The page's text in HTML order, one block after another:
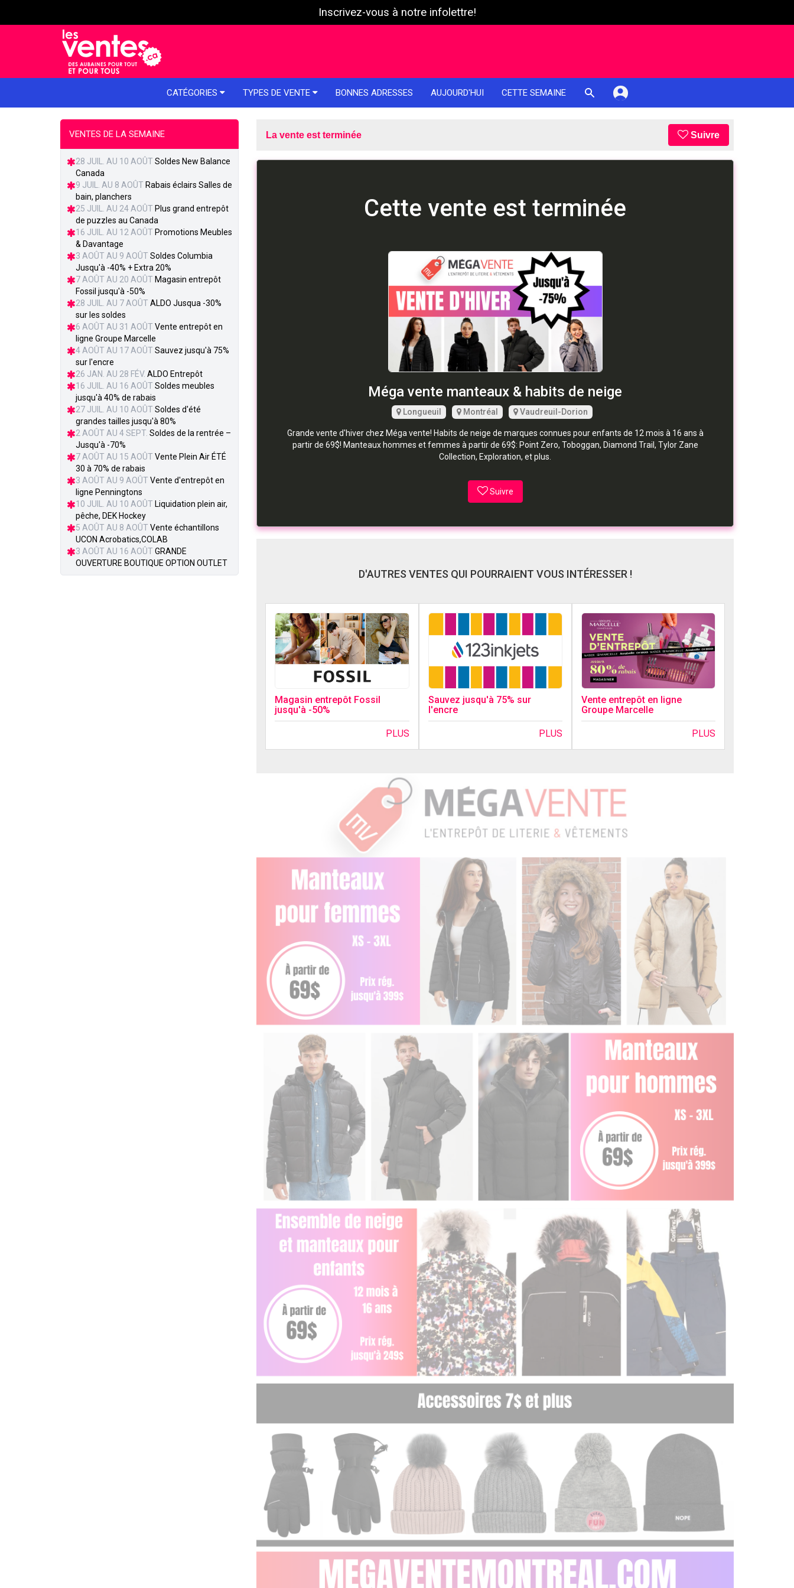
Inscrivez-vous à notre infolettre!
CATÉGORIES TYPES DE VENTE BONNES ADRESSES AUJOURD'HUI CETTE SEMAINE
La vente est terminée Suivre
Cette vente est terminée
Méga vente manteaux & habits de neige
Longueuil Montréal Vaudreuil-Dorion
Grande vente d'hiver chez Méga vente! Habits de neige de marques connues pour enfants de 12 mois à 16 ans à
partir de 69$! Manteaux hommes et femmes à partir de 69$: Point Zero, Toboggan, Diamond Trail, Tylor Zane
Collection, Exploration, et plus.
Suivre
D'AUTRES VENTES QUI POURRAIENT VOUS INTÉRESSER !
Magasin entrepôt Fossil
jusqu'à -50%
PLUS
Sauvez jusqu'à 75% sur
l'encre
PLUS
Vente entrepôt en ligne
Groupe Marcelle
PLUS
VENTES DE LA SEMAINE
28 JUIL. AU 10 AOÛT Soldes New Balance
Canada
9 JUIL. AU 8 AOÛT Rabais éclairs Salles de
bain, planchers
25 JUIL. AU 24 AOÛT Plus grand entrepôt
de puzzles au Canada
16 JUIL. AU 12 AOÛT Promotions Meubles
& Davantage
3 AOÛT AU 9 AOÛT Soldes Columbia
Jusqu'à -40% + Extra 20%
7 AOÛT AU 20 AOÛT Magasin entrepôt
Fossil jusqu'à -50%
28 JUIL. AU 7 AOÛT ALDO Jusqua -30%
sur les soldes
6 AOÛT AU 31 AOÛT Vente entrepôt en
ligne Groupe Marcelle
4 AOÛT AU 17 AOÛT Sauvez jusqu'à 75%
sur l'encre
26 JAN. AU 28 FÉV. ALDO Entrepôt
16 JUIL. AU 16 AOÛT Soldes meubles
jusqu'à 40% de rabais
27 JUIL. AU 10 AOÛT Soldes d'été
grandes tailles jusqu'à 80%
2 AOÛT AU 4 SEPT. Soldes de la rentrée –
Jusqu'à -70%
7 AOÛT AU 15 AOÛT Vente Plein Air ÉTÉ
30 à 70% de rabais
3 AOÛT AU 9 AOÛT Vente d'entrepôt en
ligne Penningtons
10 JUIL. AU 10 AOÛT Liquidation plein air,
pêche, DEK Hockey
5 AOÛT AU 8 AOÛT Vente échantillons
UCON Acrobatics,COLAB
3 AOÛT AU 16 AOÛT GRANDE
OUVERTURE BOUTIQUE OPTION OUTLET